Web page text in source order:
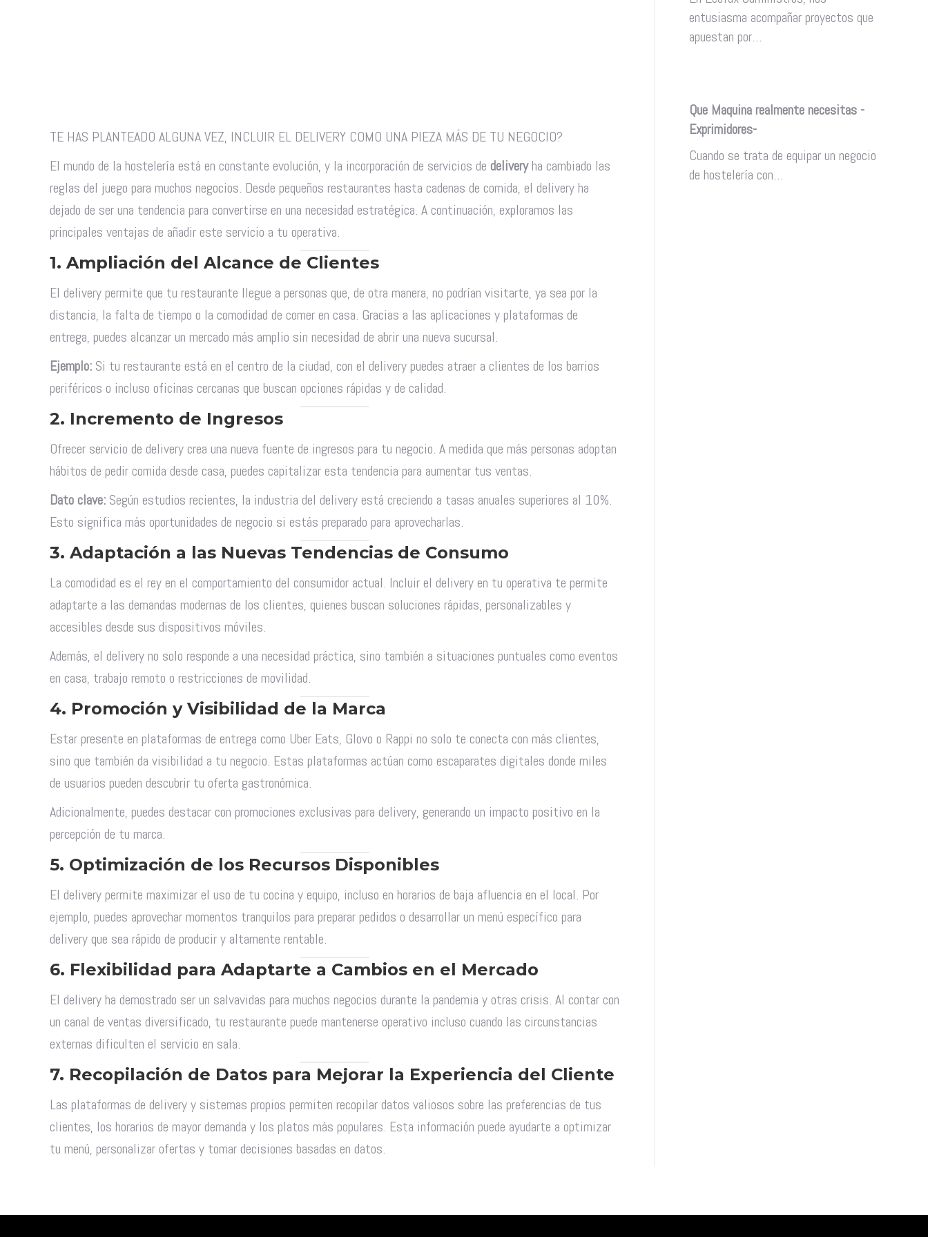
TE HAS PLANTEADO ALGUNA VEZ, INCLUIR EL DELIVERY COMO UNA PIEZA MÁS DE TU NEGOCIO?
El mundo de la hostelería está en constante evolución, y la incorporación de servicios de deliveryha cambiado las
reglas del juego para muchos negocios. Desde pequeños restaurantes hasta cadenas de comida, el delivery ha
dejado de ser una tendencia para convertirse en una necesidad estratégica. A continuación, exploramos las
principales ventajas de añadir este servicio a tu operativa.
1. Ampliación del Alcance de Clientes
El delivery permite que tu restaurante llegue a personas que, de otra manera, no podrían visitarte, ya sea por la
distancia, la falta de tiempo o la comodidad de comer en casa. Gracias a las aplicaciones y plataformas de
entrega, puedes alcanzar un mercado más amplio sin necesidad de abrir una nueva sucursal.
Ejemplo: Si tu restaurante está en el centro de la ciudad, con el delivery puedes atraer a clientes de los barrios
periféricos o incluso oficinas cercanas que buscan opciones rápidas y de calidad.
2. Incremento de Ingresos
Ofrecer servicio de delivery crea una nueva fuente de ingresos para tu negocio. A medida que más personas adoptan
hábitos de pedir comida desde casa, puedes capitalizar esta tendencia para aumentar tus ventas.
Dato clave: Según estudios recientes, la industria del delivery está creciendo a tasas anuales superiores al 10%.
Esto significa más oportunidades de negocio si estás preparado para aprovecharlas.
3. Adaptación a las Nuevas Tendencias de Consumo
La comodidad es el rey en el comportamiento del consumidor actual. Incluir el delivery en tu operativa te permite
adaptarte a las demandas modernas de los clientes, quienes buscan soluciones rápidas, personalizables y
accesibles desde sus dispositivos móviles.
Además, el delivery no solo responde a una necesidad práctica, sino también a situaciones puntuales como eventos
en casa, trabajo remoto o restricciones de movilidad.
4. Promoción y Visibilidad de la Marca
Estar presente en plataformas de entrega como Uber Eats, Glovo o Rappi no solo te conecta con más clientes,
sino que también da visibilidad a tu negocio. Estas plataformas actúan como escaparates digitales donde miles
de usuarios pueden descubrir tu oferta gastronómica.
Adicionalmente, puedes destacar con promociones exclusivas para delivery, generando un impacto positivo en la
percepción de tu marca.
5. Optimización de los Recursos Disponibles
El delivery permite maximizar el uso de tu cocina y equipo, incluso en horarios de baja afluencia en el local. Por
ejemplo, puedes aprovechar momentos tranquilos para preparar pedidos o desarrollar un menú específico para
delivery que sea rápido de producir y altamente rentable.
6. Flexibilidad para Adaptarte a Cambios en el Mercado
El delivery ha demostrado ser un salvavidas para muchos negocios durante la pandemia y otras crisis. Al contar con
un canal de ventas diversificado, tu restaurante puede mantenerse operativo incluso cuando las circunstancias
externas dificulten el servicio en sala.
7. Recopilación de Datos para Mejorar la Experiencia del Cliente
Las plataformas de delivery y sistemas propios permiten recopilar datos valiosos sobre las preferencias de tus
clientes, los horarios de mayor demanda y los platos más populares. Esta información puede ayudarte a optimizar
tu menú, personalizar ofertas y tomar decisiones basadas en datos.
entusiasma acompañar proyectos que
apuestan por…
Que Maquina realmente necesitas -
Exprimidores-
Cuando se trata de equipar un negocio
de hostelería con…